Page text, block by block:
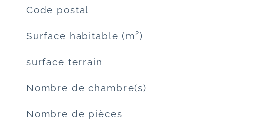
TRAD_SIROCCO_Caracteristique
Code postal
Surface habitable (m²)
surface terrain
Nombre de chambre(s)
Nombre de pièces